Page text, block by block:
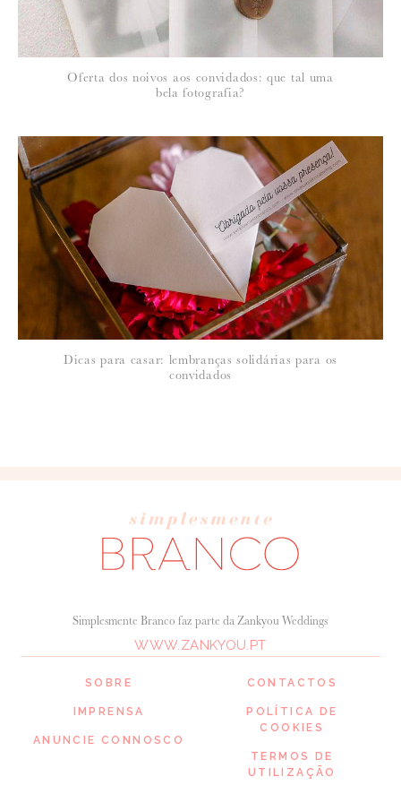
Oferta dos noivos aos convidados: que tal uma
bela fotografia?
Dicas para casar: lembranças solidárias para os
convidados
SOBRE
IMPRENSA
ANUNCIE CONNOSCO
Simplesmente Branco faz parte da Zankyou Weddings
WWW.ZANKYOU.PT
CONTACTOS
POLÍTICA DE
COOKIES
TERMOS DE
UTILIZAÇÃO